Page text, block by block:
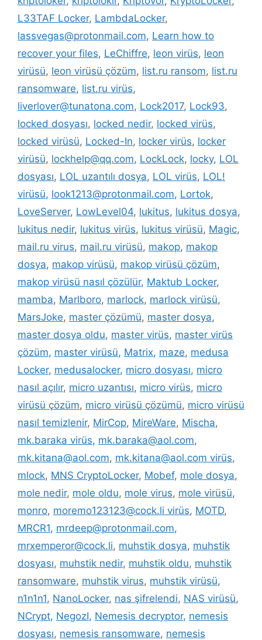
L33TAF Locker, LambdaLocker,
lassvegas@protonmail.com, Learn how to
recover your files, LeChiffre, leon virüs, leon
virüsü, leon virüsü çözüm, list.ru ransom, list.ru
ransomware, list.ru virüs,
liverlover@tunatona.com, Lock2017, Lock93,
locked dosyası, locked nedir, locked virüs,
locked virüsü, Locked-In, locker virüs, locker
virüsü, lockhelp@qq.com, LockLock, locky, LOL
dosyası, LOL uzantılı dosya, LOL virüs, LOL!
virüsü, look1213@protonmail.com, Lortok,
LoveServer, LowLevel04, lukitus, lukitus dosya,
lukitus nedir, lukitus virüs, lukitus virüsü, Magic,
mail.ru virus, mail.ru virüsü, makop, makop
dosya, makop virüsü, makop virüsü çözüm,
makop virüsü nasıl çözülür, Maktub Locker,
mamba, Marlboro, marlock, marlock virüsü,
MarsJoke, master çözümü, master dosya,
master dosya oldu, master virüs, master virüs
çözüm, master virüsü, Matrix, maze, medusa
Locker, medusalocker, micro dosyası, micro
nasıl açılır, micro uzantısı, micro virüs, micro
virüsü çözüm, micro virüsü çözümü, micro virüsü
nasıl temizlenir, MirCop, MireWare, Mischa,
mk.baraka virüs, mk.baraka@aol.com,
mk.kitana@aol.com, mk.kitana@aol.com virüs,
mlock, MNS CryptoLocker, Mobef, mole dosya,
mole nedir, mole oldu, mole virus, mole virüsü,
monro, moremo123123@cock.li virüs, MOTD,
MRCR1, mrdeep@protonmail.com,
mrxemperor@cock.li, muhstik dosya, muhstik
dosyası, muhstik nedir, muhstik oldu, muhstik
ransomware, muhstik virus, muhstik virüsü,
n1n1n1, NanoLocker, nas şifrelendi, NAS virüsü,
NCrypt, NegozI, Nemesis decryptor, nemesis
dosyası, nemesis ransomware, nemesis